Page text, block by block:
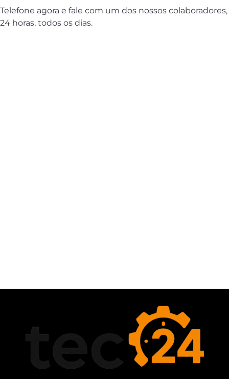
Telefone agora e fale com um dos nossos colaboradores,
24 horas, todos os dias.